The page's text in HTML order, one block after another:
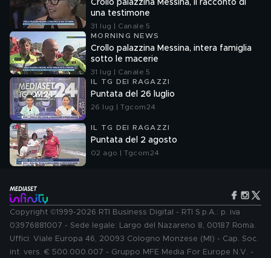
Crollo palazzina Messina, il racconto di
una testimone
31 lug | Canale 5
MORNING NEWS
Crollo palazzina Messina, intera famiglia
sotto le macerie
31 lug | Canale 5
IL TG DEI RAGAZZI
Puntata del 26 luglio
26 lug | Tgcom24
IL TG DEI RAGAZZI
Puntata del 2 agosto
02 ago | Tgcom24
Copyright ©1999-2026 RTI Business Digital - RTI S.p.A.: p. iva
03976881007 - Sede legale: Largo del Nazareno 8, 00187 Roma.
Uffici: Viale Europa 46, 20093 Cologno Monzese (MI) - Cap. Soc.
int. vers. € 500.000.007 - Gruppo MFE Media For Europe N.V. -